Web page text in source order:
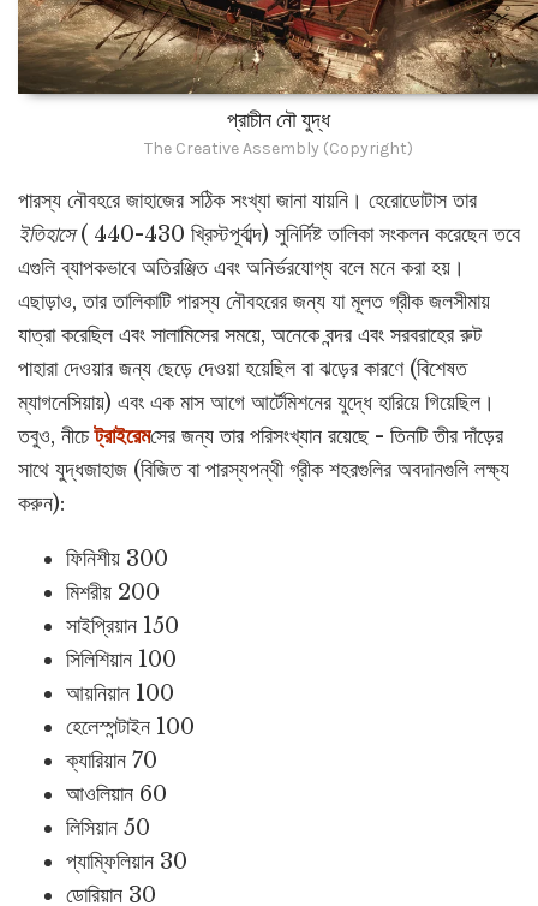
প্রাচীন নৌ যুদ্ধ
The Creative Assembly (Copyright)
পারস্য নৌবহরে জাহাজের সঠিক সংখ্যা জানা যায়নি। হেরোডোটাস তার
ইতিহাসে( 440-430 খ্রিস্টপূর্বাব্দ) সুনির্দিষ্ট তালিকা সংকলন করেছেন তবে
এগুলি ব্যাপকভাবে অতিরঞ্জিত এবং অনির্ভরযোগ্য বলে মনে করা হয়।
এছাড়াও, তার তালিকাটি পারস্য নৌবহরের জন্য যা মূলত গ্রীক জলসীমায়
যাত্রা করেছিল এবং সালামিসের সময়ে, অনেকে বন্দর এবং সরবরাহের রুট
পাহারা দেওয়ার জন্য ছেড়ে দেওয়া হয়েছিল বা ঝড়ের কারণে (বিশেষত
ম্যাগনেসিয়ায়) এবং এক মাস আগে আর্টেমিশনের যুদ্ধে হারিয়ে গিয়েছিল।
তবুও, নীচেট্রাইরেমসের জন্য তার পরিসংখ্যান রয়েছে - তিনটি তীর দাঁড়ের
সাথে যুদ্ধজাহাজ (বিজিত বা পারস্যপন্থী গ্রীক শহরগুলির অবদানগুলি লক্ষ্য
করুন):
ফিনিশীয় 300
মিশরীয় 200
সাইপ্রিয়ান 150
সিলিশিয়ান 100
আয়নিয়ান 100
হেলেস্পন্টাইন 100
ক্যারিয়ান 70
আওলিয়ান 60
লিসিয়ান 50
প্যাম্ফিলিয়ান 30
ডোরিয়ান 30